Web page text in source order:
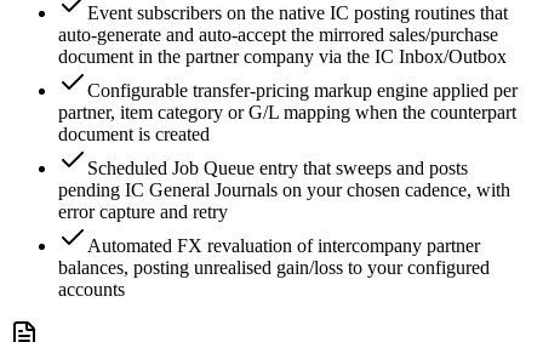
Event subscribers on the native IC posting routines that
auto-generate and auto-accept the mirrored sales/purchase
document in the partner company via the IC Inbox/Outbox
Configurable transfer-pricing markup engine applied per
partner, item category or G/L mapping when the counterpart
document is created
Scheduled Job Queue entry that sweeps and posts
pending IC General Journals on your chosen cadence, with
error capture and retry
Automated FX revaluation of intercompany partner
balances, posting unrealised gain/loss to your configured
accounts